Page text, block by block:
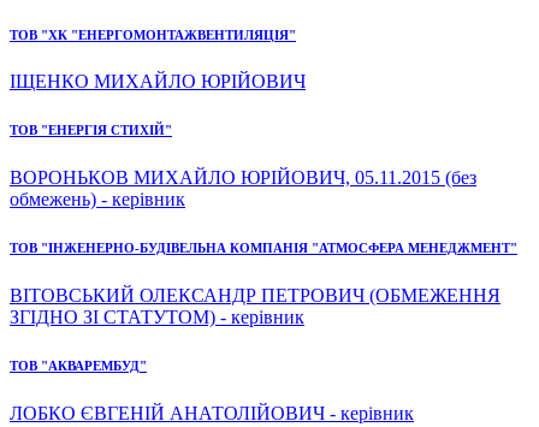
ТОВ "ХК "ЕНЕРГОМОНТАЖВЕНТИЛЯЦІЯ"
ІЩЕНКО МИХАЙЛО ЮРІЙОВИЧ
ТОВ "ЕНЕРГІЯ СТИХІЙ"
ВОРОНЬКОВ МИХАЙЛО ЮРІЙОВИЧ, 05.11.2015 (без
обмежень) - керівник
ТОВ "ІНЖЕНЕРНО-БУДІВЕЛЬНА КОМПАНІЯ "АТМОСФЕРА МЕНЕДЖМЕНТ"
ВІТОВСЬКИЙ ОЛЕКСАНДР ПЕТРОВИЧ (ОБМЕЖЕННЯ
ЗГІДНО ЗІ СТАТУТОМ) - керівник
ТОВ "АКВАРЕМБУД"
ЛОБКО ЄВГЕНІЙ АНАТОЛІЙОВИЧ - керівник